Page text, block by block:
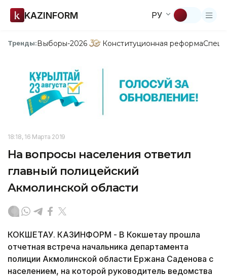
KAZINFORM РУ
Тренды:Выборы-2026 Конституционная реформа
18:18, 16 Марта 2019
На вопросы населения ответил
главный полицейский
Акмолинской области
КОКШЕТАУ. КАЗИНФОРМ - В Кокшетау прошла
отчетная встреча начальника департамента
полиции Акмолинской области Ержана Саденова с
населением, на которой руководитель ведомства